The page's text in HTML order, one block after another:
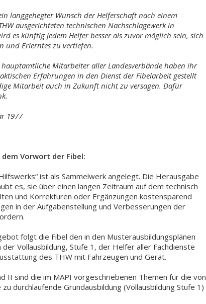
langgehegter Wunsch der Helferschaft nach einem
ausgerichteten technischen Nachschlagewerk in
es künftig jedem Helfer besser als zuvor möglich sein, sich
und Erlerntes zu vertiefen.
Mitarbeiter aller Landesverbände haben ihr
Erfahrungen in den Dienst der Fibelarbeit gestellt
Mitarbeit auch in Zukunft nicht zu versagen. Dafür
1977
Vorwort der Fibel:
ist als Sammelwerk angelegt. Die Herausgabe
es, sie über einen langen Zeitraum auf dem technisch
und Korrekturen oder Ergänzungen kostensparend
in der Aufgabenstellung und Verbesserungen der
folgt die Fibel den in den Musterausbildungsplänen
Vollausbildung, Stufe 1, der Helfer aller Fachdienste
des THW mit Fahrzeugen und Gerät.
II sind die im MAPI vorgeschriebenen Themen für die von
durchlaufende Grundausbildung (Vollausbildung Stufe 1)